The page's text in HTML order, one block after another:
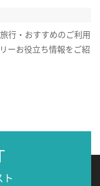
行・おすすめのご利用
ーお役立ち情報をご紹